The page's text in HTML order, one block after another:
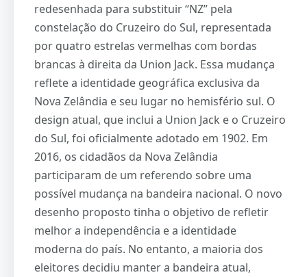
redesenhada para substituir “NZ” pela
constelação do Cruzeiro do Sul, representada
por quatro estrelas vermelhas com bordas
brancas à direita da Union Jack. Essa mudança
reflete a identidade geográfica exclusiva da
Nova Zelândia e seu lugar no hemisfério sul. O
design atual, que inclui a Union Jack e o Cruzeiro
do Sul, foi oficialmente adotado em 1902. Em
2016, os cidadãos da Nova Zelândia
participaram de um referendo sobre uma
possível mudança na bandeira nacional. O novo
desenho proposto tinha o objetivo de refletir
melhor a independência e a identidade
moderna do país. No entanto, a maioria dos
eleitores decidiu manter a bandeira atual,